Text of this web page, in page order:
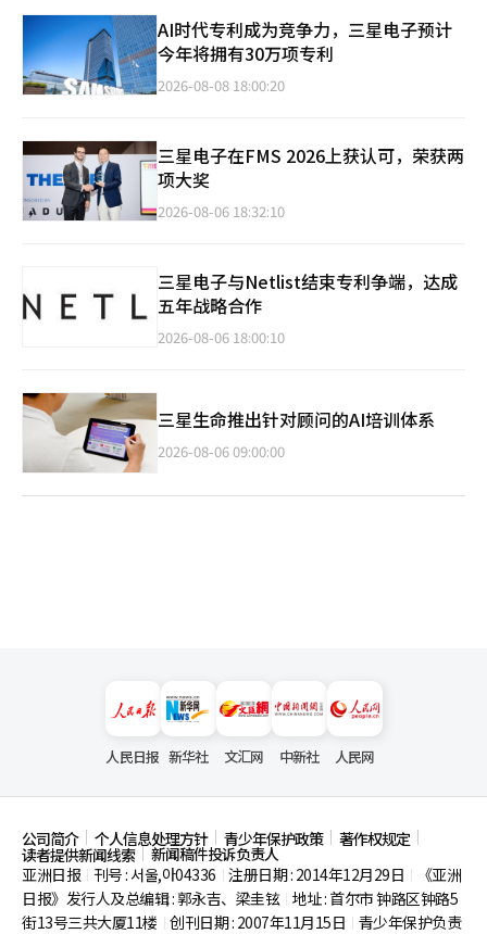
AI时代专利成为竞争力，三星电子预计
今年将拥有30万项专利
2026-08-08 18:00:20
三星电子在FMS 2026上获认可，荣获两
项大奖
2026-08-06 18:32:10
三星电子与Netlist结束专利争端，达成
五年战略合作
2026-08-06 18:00:10
三星生命推出针对顾问的AI培训体系
2026-08-06 09:00:00
人民日报 新华社 文汇网 中新社 人民网
公司简介 个人信息处理方针 青少年保护政策 著作权规定
读者提供新闻线索
新闻稿件投诉负责人
亚洲日报
刊号 : 서울,아04336 注册日期 : 2014年12月29日
《亚洲
日报》发行人及总编辑 : 郭永吉、梁圭铉 地址 : 首尔市钟路区钟路5
街13号三共大厦11楼 创刊日期 : 2007年11月15日 青少年保护负责